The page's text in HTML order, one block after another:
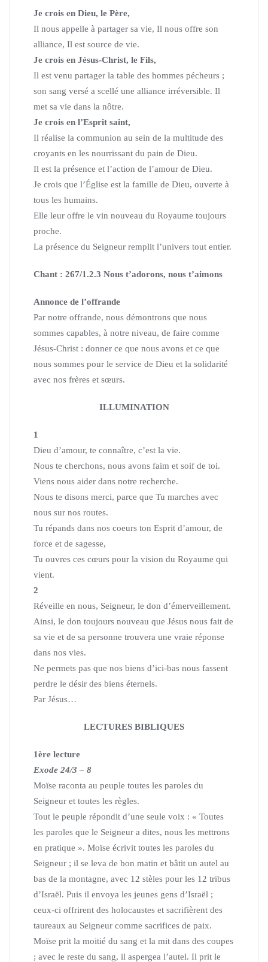
Je crois en Dieu, le Père,
Il nous appelle à partager sa vie, Il nous offre son
alliance, Il est source de vie.
Je crois en Jésus-Christ, le Fils,
Il est venu partager la table des hommes pécheurs ;
son sang versé a scellé une alliance irréversible. Il
met sa vie dans la nôtre.
Je crois en l’Esprit saint,
Il réalise la communion au sein de la multitude des
croyants en les nourrissant du pain de Dieu.
Il est la présence et l’action de l’amour de Dieu.
Je crois que l’Église est la famille de Dieu, ouverte à
tous les humains.
Elle leur offre le vin nouveau du Royaume toujours
proche.
La présence du Seigneur remplit l’univers tout entier.
Chant : 267/1.2.3 Nous t’adorons, nous t’aimons
Annonce de l’offrande
Par notre offrande, nous démontrons que nous
sommes capables, à notre niveau, de faire comme
Jésus-Christ : donner ce que nous avons et ce que
nous sommes pour le service de Dieu et la solidarité
avec nos frères et sœurs.
ILLUMINATION
1
Dieu d’amour, te connaître, c’est la vie.
Nous te cherchons, nous avons faim et soif de toi.
Viens nous aider dans notre recherche.
Nous te disons merci, parce que Tu marches avec
nous sur nos routes.
Tu répands dans nos coeurs ton Esprit d’amour, de
force et de sagesse,
Tu ouvres ces cœurs pour la vision du Royaume qui
vient.
2
Réveille en nous, Seigneur, le don d’émerveillement.
Ainsi, le don toujours nouveau que Jésus nous fait de
sa vie et de sa personne trouvera une vraie réponse
dans nos vies.
Ne permets pas que nos biens d’ici-bas nous fassent
perdre le désir des biens éternels.
Par Jésus…
LECTURES BIBLIQUES
1ère lecture
Exode 24/3 – 8
Moïse raconta au peuple toutes les paroles du
Seigneur et toutes les règles.
Tout le peuple répondit d’une seule voix : « Toutes
les paroles que le Seigneur a dites, nous les mettrons
en pratique ». Moïse écrivit toutes les paroles du
Seigneur ; il se leva de bon matin et bâtit un autel au
bas de la montagne, avec 12 stèles pour les 12 tribus
d’Israël. Puis il envoya les jeunes gens d’Israël ;
ceux-ci offrirent des holocaustes et sacrifièrent des
taureaux au Seigneur comme sacrifices de paix.
Moïse prit la moitié du sang et la mit dans des coupes
; avec le reste du sang, il aspergea l’autel. Il prit le